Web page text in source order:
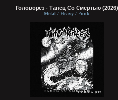
Головорез - Tанец Со Смертью (2026)
Metal / Heavy / Punk